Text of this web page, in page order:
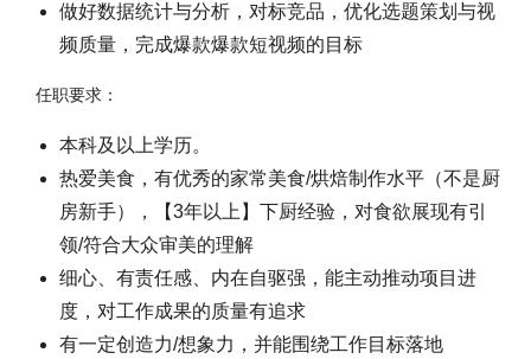
做好数据统计与分析，对标竞品，优化选题策划与视
频质量，完成爆款爆款短视频的目标
任职要求：
本科及以上学历。
热爱美食，有优秀的家常美食/烘焙制作水平（不是厨
房新手），【3年以上】下厨经验，对食欲展现有引
领/符合大众审美的理解
细心、有责任感、内在自驱强，能主动推动项目进
度，对工作成果的质量有追求
有一定创造力/想象力，并能围绕工作目标落地